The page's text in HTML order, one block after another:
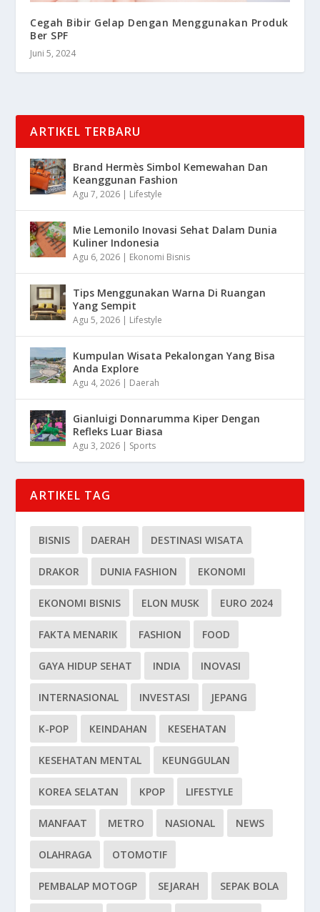
Cegah Bibir Gelap Dengan Menggunakan Produk
Ber SPF
Juni 5, 2024
ARTIKEL TERBARU
Brand Hermès Simbol Kemewahan Dan
Keanggunan Fashion
Agu 7, 2026 | Lifestyle
Mie Lemonilo Inovasi Sehat Dalam Dunia
Kuliner Indonesia
Agu 6, 2026 | Ekonomi Bisnis
Tips Menggunakan Warna Di Ruangan
Yang Sempit
Agu 5, 2026 | Lifestyle
Kumpulan Wisata Pekalongan Yang Bisa
Anda Explore
Agu 4, 2026 | Daerah
Gianluigi Donnarumma Kiper Dengan
Refleks Luar Biasa
Agu 3, 2026 | Sports
ARTIKEL TAG
BISNIS DAERAH DESTINASI WISATA
DRAKOR DUNIA FASHION EKONOMI
EKONOMI BISNIS ELON MUSK EURO 2024
FAKTA MENARIK FASHION FOOD
GAYA HIDUP SEHAT INDIA INOVASI
INTERNASIONAL INVESTASI JEPANG
K-POP KEINDAHAN KESEHATAN
KESEHATAN MENTAL KEUNGGULAN
KOREA SELATAN KPOP LIFESTYLE
MANFAAT METRO NASIONAL NEWS
OLAHRAGA OTOMOTIF
PEMBALAP MOTOGP SEJARAH SEPAK BOLA